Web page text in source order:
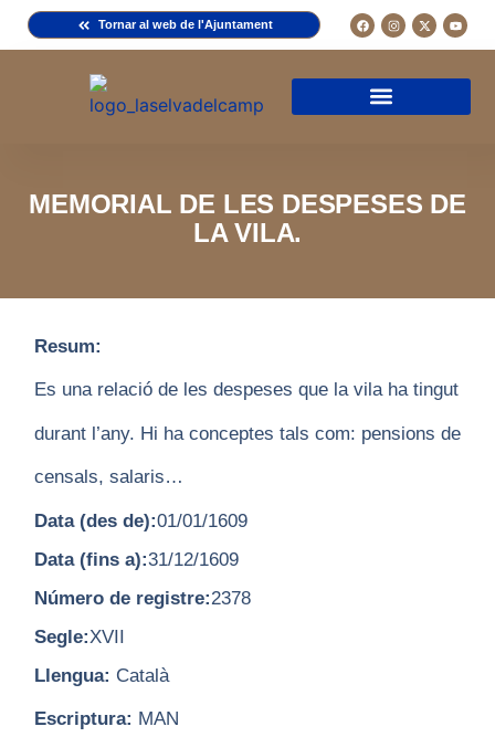
Tornar al web de l'Ajuntament
MEMORIAL DE LES DESPESES DE
LA VILA.
Resum:
Es una relació de les despeses que la vila ha tingut
durant l’any. Hi ha conceptes tals com: pensions de
censals, salaris…
Data (des de):01/01/1609
Data (fins a):31/12/1609
Número de registre:2378
Segle:XVII
Llengua: Català
Escriptura: MAN